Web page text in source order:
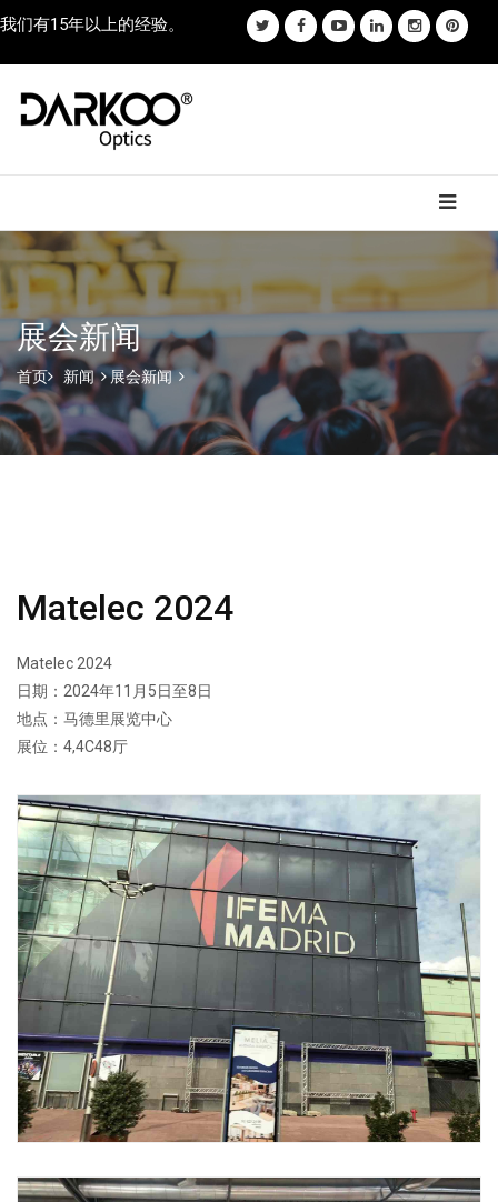
我们有15年以上的经验。
展会新闻
首页 新闻 展会新闻
Matelec 2024
Matelec 2024
日期：2024年11月5日至8日
地点：马德里展览中心
展位：4,4C48厅